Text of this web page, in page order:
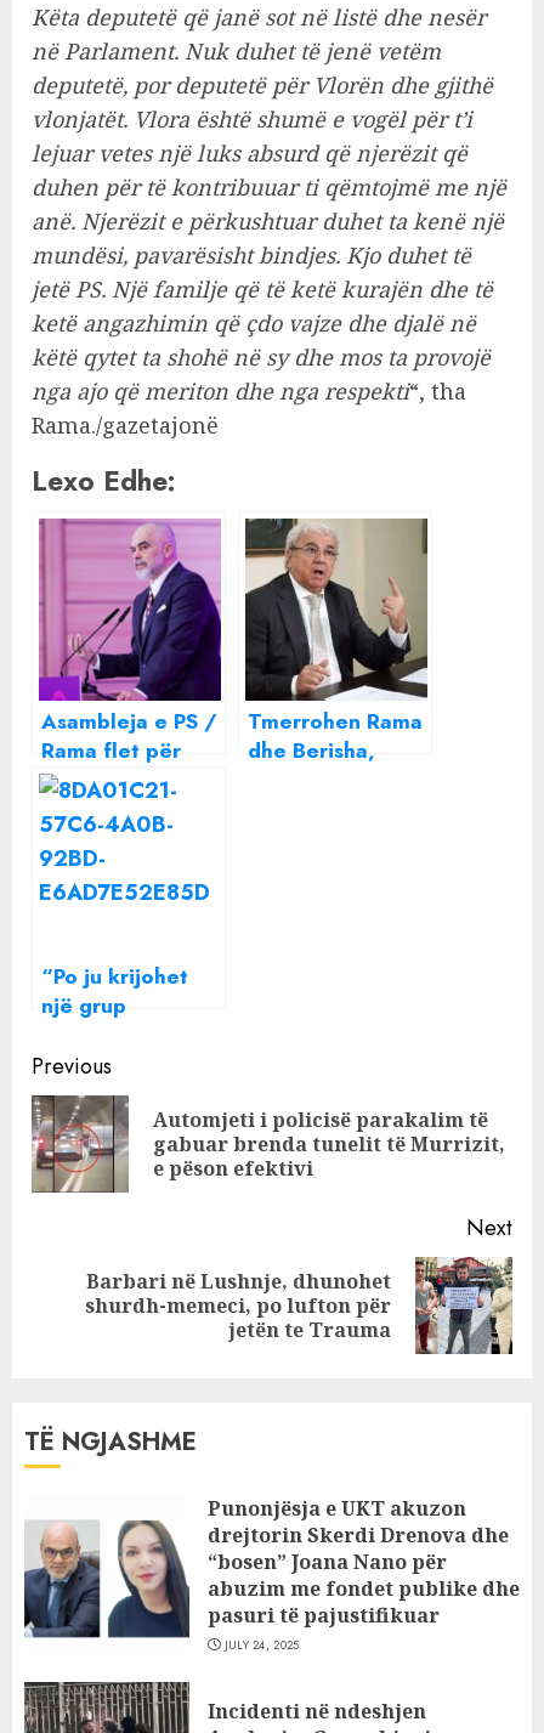
Këta deputetë që janë sot në listë dhe nesër
në Parlament. Nuk duhet të jenë vetëm
deputetë, por deputetë për Vlorën dhe gjithë
vlonjatët. Vlora është shumë e vogël për t’i
lejuar vetes një luks absurd që njerëzit që
duhen për të kontribuuar ti qëmtojmë me një
anë. Njerëzit e përkushtuar duhet ta kenë një
mundësi, pavarësisht bindjes. Kjo duhet të
jetë PS. Një familje që të ketë kurajën dhe të
ketë angazhimin që çdo vajze dhe djalë në
këtë qytet ta shohë në sy dhe mos ta provojë
nga ajo që meriton dhe nga respekti“, tha
Rama./gazetajonë
Lexo Edhe:
Asambleja e PS /
Rama flet për
zgjedhjet brenda
partisë, kërkon
shifrat e
anëtarëve dhe
mobilizim të
Tmerrohen Rama
dhe Berisha,
“Po ju krijohet
një grup
burg zoti Rama!”/
Si përgjigjet
kryeministri për
inceneratorët
Continue
Reading
Previous
Automjeti i policisë parakalim të
gabuar brenda tunelit të Murrizit,
e pëson efektivi
Next
Barbari në Lushnje, dhunohet
shurdh-memeci, po lufton për
jetën te Trauma
TË NGJASHME
Punonjësja e UKT akuzon
drejtorin Skerdi Drenova dhe
“bosen” Joana Nano për
abuzim me fondet publike dhe
pasuri të pajustifikuar
JULY 24, 2025
Incidenti në ndeshjen